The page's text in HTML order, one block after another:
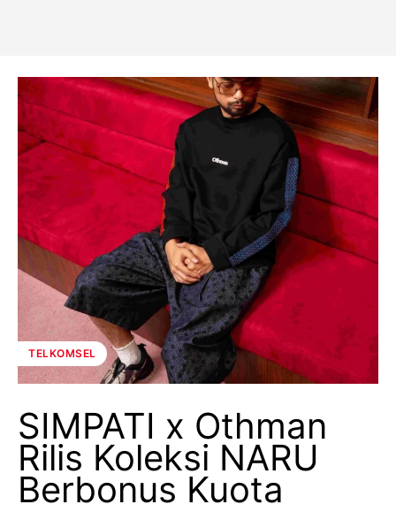
TELKOMSEL
SIMPATI x Othman
Rilis Koleksi NARU
Berbonus Kuota